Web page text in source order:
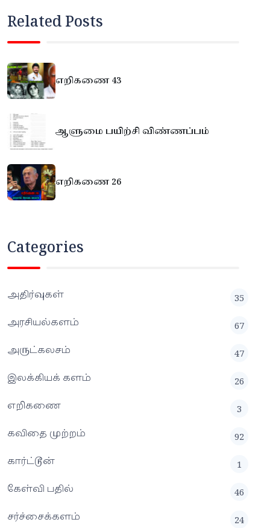
Related Posts
எறிகணை 43
ஆளுமை பயிற்சி விண்ணப்பம்
எறிகணை 26
Categories
அதிர்வுகள்
35
அரசியல்களம்
67
அருட்கலசம்
47
இலக்கியக் களம்
26
எறிகணை
3
கவிதை முற்றம்
92
கார்ட்டூன்
1
கேள்வி பதில்
46
சர்ச்சைக்களம்
24